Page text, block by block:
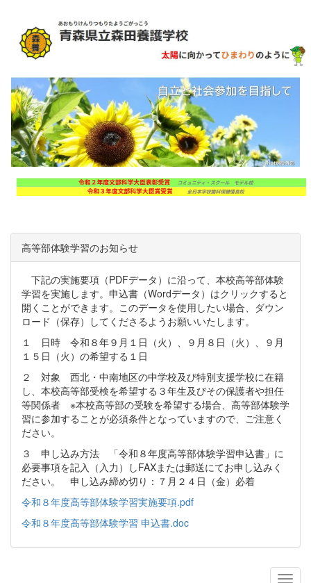
高等部体験学習のお知らせ
下記の実施要項（PDFデータ）に沿って、本校高等部体験
学習を実施します。申込書（Wordデータ）はクリックすると
開くことができます。このデータを使用したい場合、ダウン
ロード（保存）してくださるようお願いいたします。
１ 日時 令和８年９月１日（火）、９月８日（火）、９月
１５日（火）の希望する１日
２ 対象 西北・中南地区の中学校及び特別支援学校に在籍
し、本校高等部受検を希望する３年生及びその保護者や担任
等関係者 ※本校高等部の受験を希望する場合、高等部体験学
習に参加することが必須条件となっていますので、ご注意く
ださい。
３ 申し込み方法 「令和８年度高等部体験学習申込書」に
必要事項を記入（入力）しFAXまたは郵送にてお申し込みく
ださい。 申し込み締め切り：７月２４日（金）必着
令和８年度高等部体験学習実施要項.pdf
令和８年度高等部体験学習 申込書.doc